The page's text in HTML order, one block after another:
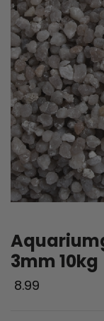
3mm 10kg
8.99